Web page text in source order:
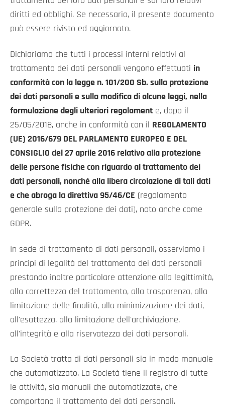
diritti ed obblighi. Se necessario, il presente documento
può essere rivisto ed aggiornato.
Dichiariamo che tutti i processi interni relativi al
trattamento dei dati personali vengono effettuati in
conformità con la legge n. 101/200 Sb. sulla protezione
dei dati personali e sulla modifica di alcune leggi, nella
formulazione degli ulteriori regolament e, dopo il
25/05/2018, anche in conformità con il REGOLAMENTO
(UE) 2016/679 DEL PARLAMENTO EUROPEO E DEL
CONSIGLIO del 27 aprile 2016 relativo alla protezione
delle persone fisiche con riguardo al trattamento dei
dati personali, nonché alla libera circolazione di tali dati
e che abroga la direttiva 95/46/CE (regolamento
generale sulla protezione dei dati), noto anche come
GDPR.
In sede di trattamento di dati personali, osserviamo i
principi di legalità del trattamento dei dati personali
prestando inoltre particolare attenzione alla legittimità,
alla correttezza del trattamento, alla trasparenza, alla
limitazione delle finalità, alla minimizzazione dei dati,
all'esattezza, alla limitazione dell'archiviazione,
all'integrità e alla riservatezza dei dati personali.
La Società tratta di dati personali sia in modo manuale
che automatizzato. La Società tiene il registro di tutte
le attività, sia manuali che automatizzate, che
comportano il trattamento dei dati personali.